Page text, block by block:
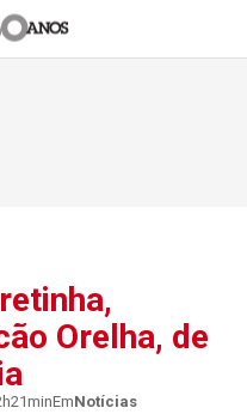
Orelha, de
EmNotícias